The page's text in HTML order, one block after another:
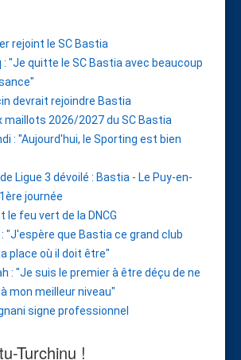
rejoint le SC Bastia
: "Je quitte le SC Bastia avec beaucoup
devrait rejoindre Bastia
maillots 2026/2027 du SC Bastia
: "Aujourd'hui, le Sporting est bien
Ligue 3 dévoilé : Bastia - Le Puy-en-
journée
le feu vert de la DNCG
"J'espère que Bastia ce grand club
place où il doit être"
: "Je suis le premier à être déçu de ne
mon meilleur niveau"
signe professionnel
Turchinu !